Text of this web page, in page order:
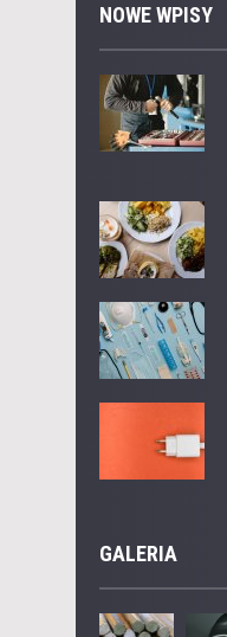
NOWE WPISY
GALERIA